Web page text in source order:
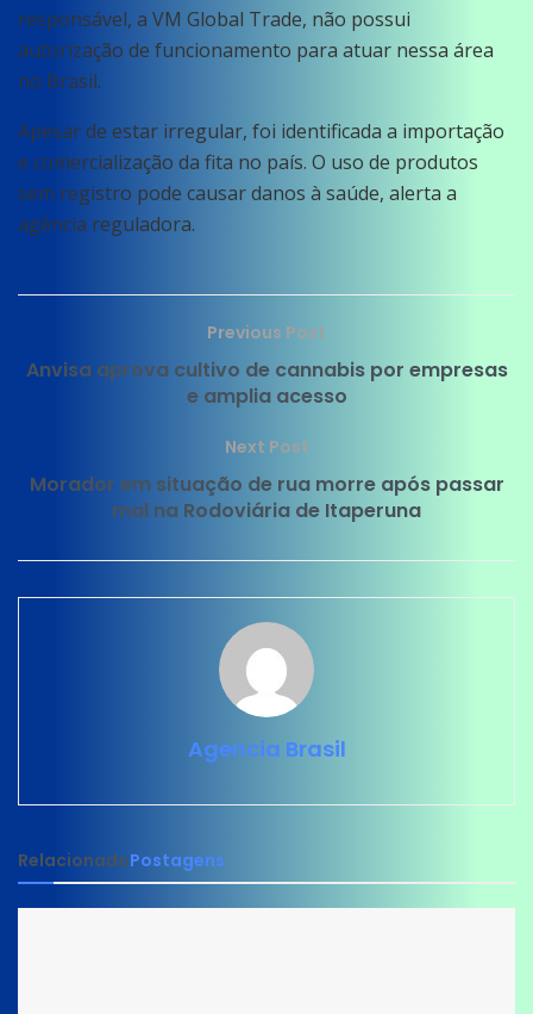
responsável, a VM Global Trade, não possui
autorização de funcionamento para atuar nessa área
no Brasil.
Apesar de estar irregular, foi identificada a importação
e comercialização da fita no país. O uso de produtos
sem registro pode causar danos à saúde, alerta a
agência reguladora.
Previous Post
Anvisa aprova cultivo de cannabis por empresas
e amplia acesso
Next Post
Morador em situação de rua morre após passar
mal na Rodoviária de Itaperuna
Agencia Brasil
RelacionadoPostagens